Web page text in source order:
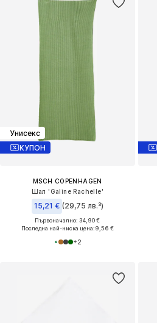
Унисекс
КУПОН
MSCH COPENHAGEN
Шал 'Galine Rachelle'
15,21 € (29,75 лв.³)
Първоначално: 34,90 €
Последна най-ниска цена:9,56 €
+2